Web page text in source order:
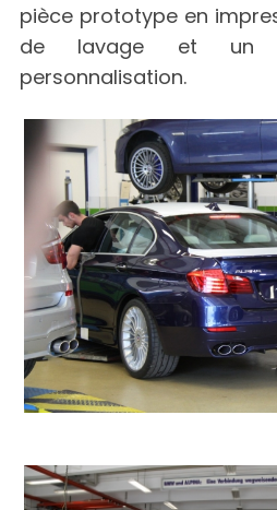
pièce prototype en
de lavage et un
personnalisation.